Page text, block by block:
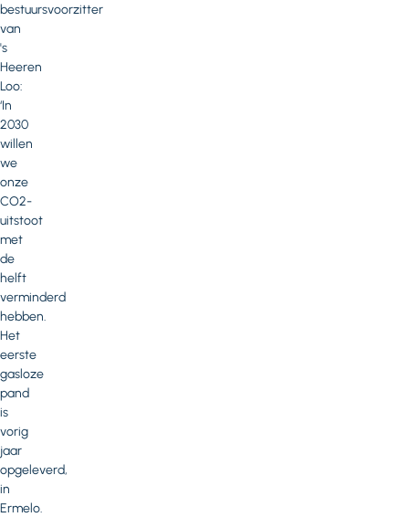
bestuursvoorzitter
van
's
Heeren
Loo:
‘In
2030
willen
we
onze
CO2-
uitstoot
met
de
helft
verminderd
hebben.
Het
eerste
gasloze
pand
is
vorig
jaar
opgeleverd,
in
Ermelo.